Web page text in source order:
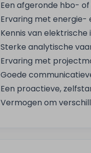
Een afgeronde hbo-
Ervaring met energie-
Kennis van
Sterke analytische
Ervaring met
Goede
Een proactieve,
Vermogen om